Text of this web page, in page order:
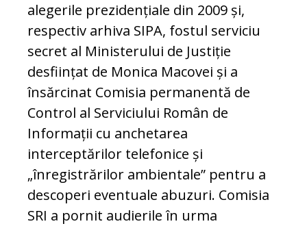
alegerile prezidențiale din 2009 și,
respectiv arhiva SIPA, fostul serviciu
secret al Ministerului de Justiție
desființat de Monica Macovei și a
însărcinat Comisia permanentă de
Control al Serviciului Român de
Informații cu anchetarea
interceptărilor telefonice și
„înregistrărilor ambientale” pentru a
descoperi eventuale abuzuri. Comisia
SRI a pornit audierile în urma